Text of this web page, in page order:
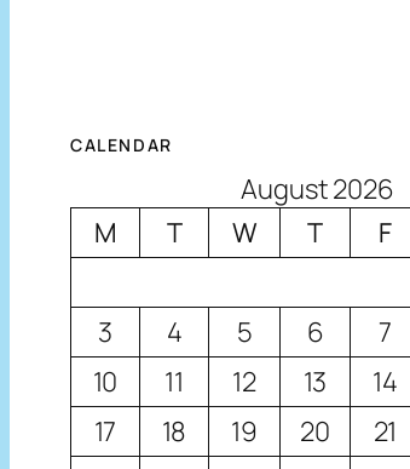
CALENDAR
August 2026
M
T W T F
3
4 5 6 7
10
11 12 13 14
17
18 19 20 21